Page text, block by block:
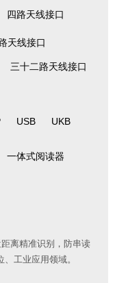
四路天线接口
天线接口
三十二路天线接口
USB UKB
一体式阅读器
离精准识别，防串读
工业应用领域。